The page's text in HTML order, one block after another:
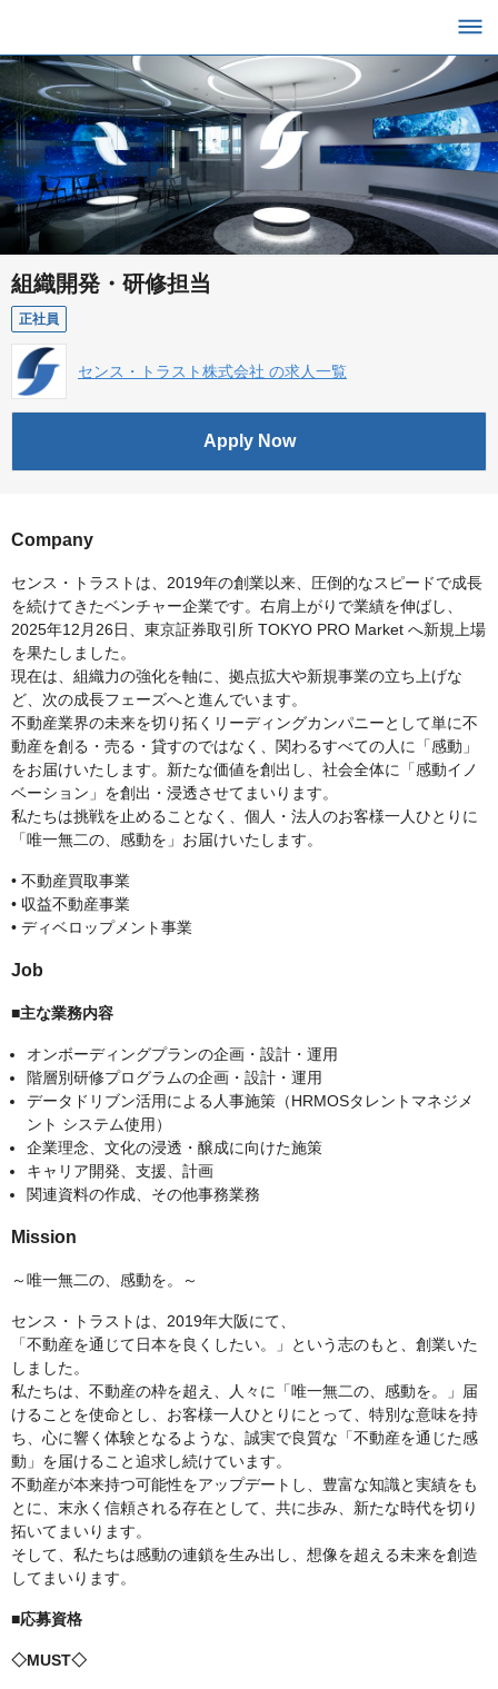
組織開発・研修担当
正社員
センス・トラスト株式会社 の求人一覧
Apply Now
Company
センス・トラストは、2019年の創業以来、圧倒的なスピードで成長
を続けてきたベンチャー企業です。右肩上がりで業績を伸ばし、
2025年12月26日、東京証券取引所 TOKYO PRO Market へ新規上場
を果たしました。
現在は、組織力の強化を軸に、拠点拡大や新規事業の立ち上げな
ど、次の成長フェーズへと進んでいます。
不動産業界の未来を切り拓くリーディングカンパニーとして単に不
動産を創る・売る・貸すのではなく、関わるすべての人に「感動」
をお届けいたします。新たな価値を創出し、社会全体に「感動イノ
ベーション」を創出・浸透させてまいります。
私たちは挑戦を止めることなく、個人・法人のお客様一人ひとりに
「唯一無二の、感動を」お届けいたします。
• 不動産買取事業
• 収益不動産事業
• ディベロップメント事業
Job
■主な業務内容
オンボーディングプランの企画・設計・運用
階層別研修プログラムの企画・設計・運用
データドリブン活用による人事施策（HRMOSタレントマネジメ
ント システム使用）
企業理念、文化の浸透・醸成に向けた施策
キャリア開発、支援、計画
関連資料の作成、その他事務業務
Mission
～唯一無二の、感動を。～
センス・トラストは、2019年大阪にて、
「不動産を通じて日本を良くしたい。」という志のもと、創業いた
しました。
私たちは、不動産の枠を超え、人々に「唯一無二の、感動を。」届
けることを使命とし、お客様一人ひとりにとって、特別な意味を持
ち、心に響く体験となるような、誠実で良質な「不動産を通じた感
動」を届けること追求し続けています。
不動産が本来持つ可能性をアップデートし、豊富な知識と実績をも
とに、末永く信頼される存在として、共に歩み、新たな時代を切り
拓いてまいります。
そして、私たちは感動の連鎖を生み出し、想像を超える未来を創造
してまいります。
■応募資格
◇MUST◇